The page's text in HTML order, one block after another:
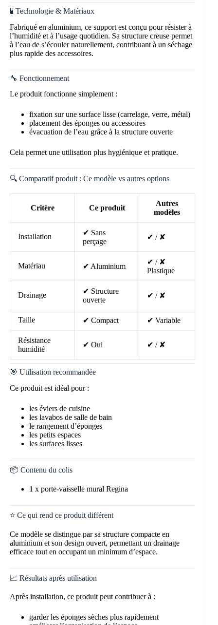
🧪 Technologie & Matériaux
Fabriqué en aluminium, ce support est conçu pour résister à
l’humidité et à l’usage quotidien. Sa structure creuse permet
à l’eau de s’écouler naturellement, contribuant à un séchage
plus rapide des accessoires.
🔧 Fonctionnement
Le produit fonctionne simplement :
fixation sur une surface lisse (carrelage, verre, métal)
placement des éponges ou accessoires
évacuation de l’eau grâce à la structure ouverte
Cela permet une utilisation plus hygiénique et pratique.
🔍 Comparatif produit : Ce modèle vs autres options
Critère Ce produit
Autres
modèles
Installation
✔ Sans
perçage
✔ / ✘
Matériau ✔ Aluminium
✔ / ✘
Plastique
Drainage
✔ Structure
ouverte
✔ / ✘
Taille ✔ Compact ✔ Variable
Résistance
humidité
✔ Oui ✔ / ✘
🎯 Utilisation recommandée
Ce produit est idéal pour :
les éviers de cuisine
les lavabos de salle de bain
le rangement d’éponges
les petits espaces
les surfaces lisses
📦 Contenu du colis
1 x porte-vaisselle mural Regina
⭐ Ce qui rend ce produit différent
Ce modèle se distingue par sa structure compacte en
aluminium et son design ouvert, permettant un drainage
efficace tout en occupant un minimum d’espace.
📈 Résultats après utilisation
Après installation, ce produit peut contribuer à :
garder les éponges sèches plus rapidement